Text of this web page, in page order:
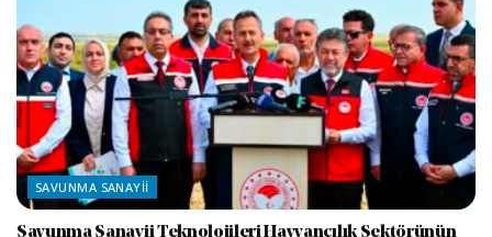
SAVUNMA SANAYII
Savunma Sanayii Teknolojileri Hayvancılık Sektörünün